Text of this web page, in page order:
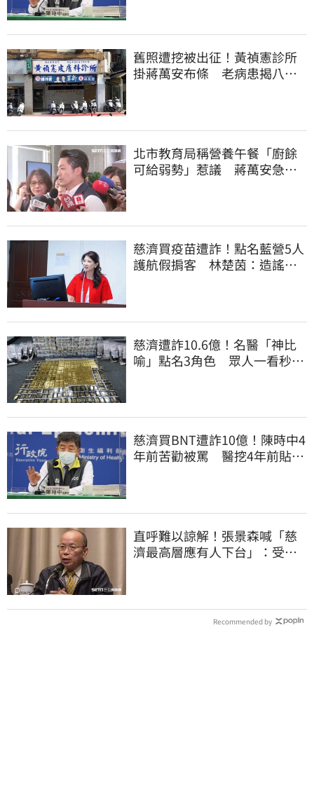
舊照遭挖被出征！黃禎憲診所
掛蔣萬安布條 老病患揭八仙
北市教育局稱營養午餐「廚餘
可給弱勢」惹議 蔣萬安急
慈濟買疫苗遭詐！點名藍營5人
護航假掮客 林楚茵：造謠政
慈濟遭詐10.6億！名醫「神比
喻」點名3角色 眾人一看秒懂
慈濟買BNT遭詐10億！陳時中4
年前苦勸被罵 醫挖4年前貼
直呼難以諒解！張景森喊「慈
濟最高層應有人下台」：受害
Recommended by